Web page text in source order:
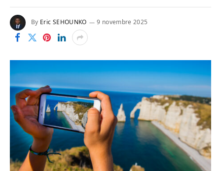
By Eric SEHOUNKO 9 novembre 2025